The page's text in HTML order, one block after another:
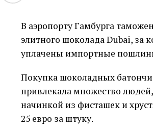
В аэропорту Гамбурга
элитного шоколада Dubai,
уплачены импортные
Покупка шоколадных
привлекала множество
начинкой из фисташек и
25 евро за штуку.